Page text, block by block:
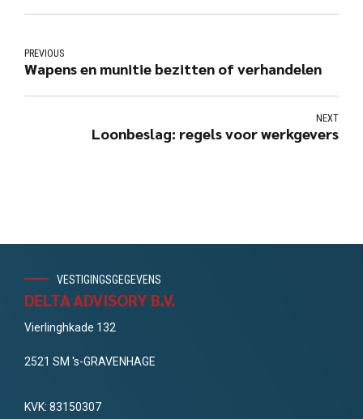
PREVIOUS
Wapens en munitie bezitten of verhandelen
NEXT
Loonbeslag: regels voor werkgevers
VESTIGINGSGEGEVENS
DELTA ADVISORY B.V.
Vierlinghkade 132
2521 SM 's-GRAVENHAGE
KVK: 83150307